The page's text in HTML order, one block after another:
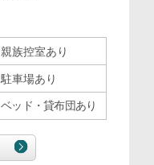
親族控室あり
駐車場あり
ベッド・貸布団あり